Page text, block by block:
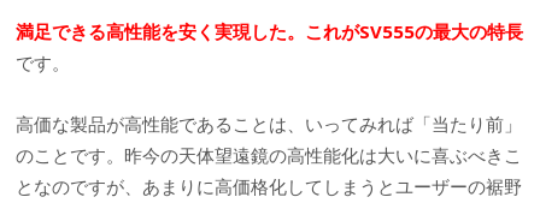
満足できる高性能を安く実現した。これがSV555の最大の特長
です。
高価な製品が高性能であることは、いってみれば「当たり前」
のことです。昨今の天体望遠鏡の高性能化は大いに喜ぶべきこ
となのですが、あまりに高価格化してしまうとユーザーの裾野